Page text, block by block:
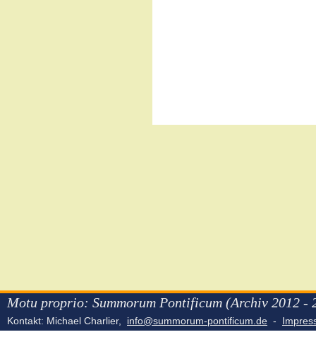
Motu proprio: Summorum Pontificum (Archiv 2012 -
Kontakt: Michael Charlier, info@summorum-pontificum.de -